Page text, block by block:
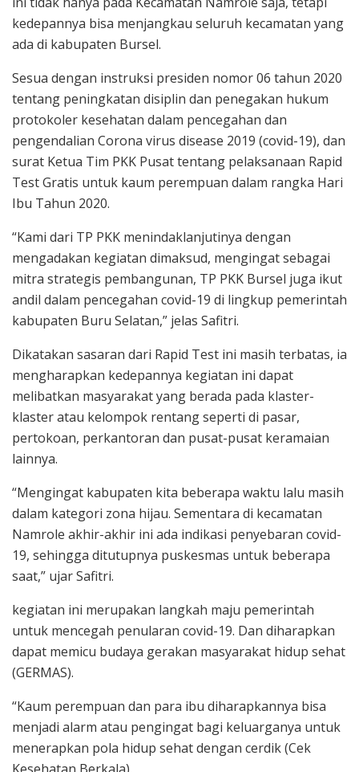
kedepannya bisa menjangkau seluruh kecamatan yang
ada di kabupaten Bursel.
Sesua dengan instruksi presiden nomor 06 tahun 2020
tentang peningkatan disiplin dan penegakan hukum
protokoler kesehatan dalam pencegahan dan
pengendalian Corona virus disease 2019 (covid-19), dan
surat Ketua Tim PKK Pusat tentang pelaksanaan Rapid
Test Gratis untuk kaum perempuan dalam rangka Hari
Ibu Tahun 2020.
“Kami dari TP PKK menindaklanjutinya dengan
mengadakan kegiatan dimaksud, mengingat sebagai
mitra strategis pembangunan, TP PKK Bursel juga ikut
andil dalam pencegahan covid-19 di lingkup pemerintah
kabupaten Buru Selatan,” jelas Safitri.
Dikatakan sasaran dari Rapid Test ini masih terbatas, ia
mengharapkan kedepannya kegiatan ini dapat
melibatkan masyarakat yang berada pada klaster-
klaster atau kelompok rentang seperti di pasar,
pertokoan, perkantoran dan pusat-pusat keramaian
lainnya.
“Mengingat kabupaten kita beberapa waktu lalu masih
dalam kategori zona hijau. Sementara di kecamatan
Namrole akhir-akhir ini ada indikasi penyebaran covid-
19, sehingga ditutupnya puskesmas untuk beberapa
saat,” ujar Safitri.
kegiatan ini merupakan langkah maju pemerintah
untuk mencegah penularan covid-19. Dan diharapkan
dapat memicu budaya gerakan masyarakat hidup sehat
(GERMAS).
“Kaum perempuan dan para ibu diharapkannya bisa
menjadi alarm atau pengingat bagi keluarganya untuk
menerapkan pola hidup sehat dengan cerdik (Cek